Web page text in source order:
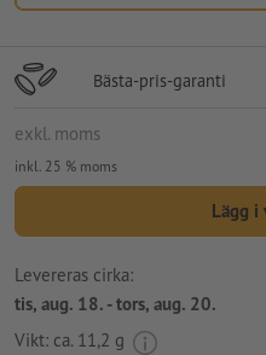
Bästa-pris-garanti
exkl. moms
inkl. 25 % moms
Lägg i
Levereras cirka:
tis, aug. 18. - tors, aug. 20.
Vikt: ca. 11,2 g